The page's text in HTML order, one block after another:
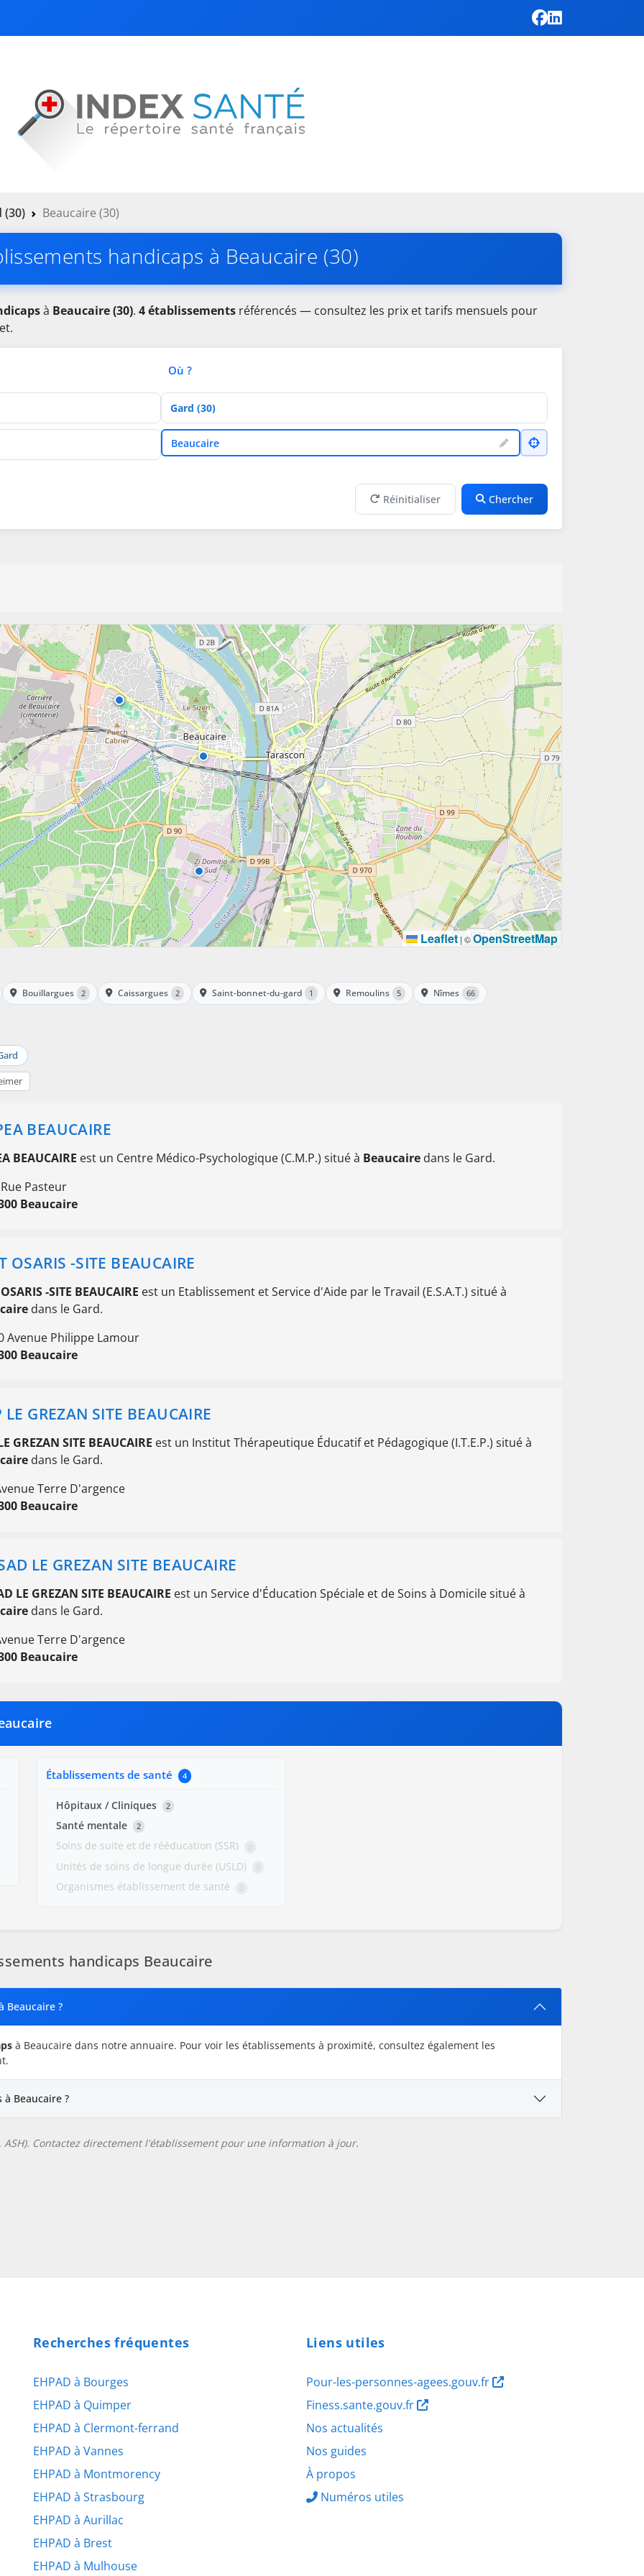
(30) Beaucaire (30)
handicaps à Beaucaire (30)
à Beaucaire (30). 4 établissements référencés — consultez les prix et tarifs mensuels pour
Où ?
Département
VilleBeaucaire
Réinitialiser Chercher
Leaflet | ©OpenStreetMap
Bouillargues 2 Caissargues 2 Saint-bonnet-du-gard 1 Remoulins 5 Nîmes 66
BEAUCAIRE
BEAUCAIRE est un Centre Médico-Psychologique (C.M.P.) situé à Beaucaire dans le Gard.
Pasteur
Beaucaire
OSARIS -SITE BEAUCAIRE
-SITE BEAUCAIRE est un Etablissement et Service d'Aide par le Travail (E.S.A.T.) situé à
dans le Gard.
Avenue Philippe Lamour
Beaucaire
LE GREZAN SITE BEAUCAIRE
GREZAN SITE BEAUCAIRE est un Institut Thérapeutique Éducatif et Pédagogique (I.T.E.P.) situé à
dans le Gard.
Terre D'argence
Beaucaire
LE GREZAN SITE BEAUCAIRE
LE GREZAN SITE BEAUCAIRE est un Service d'Éducation Spéciale et de Soins à Domicile situé à
dans le Gard.
Terre D'argence
Beaucaire
Établissements de santé 4
Hôpitaux / Cliniques 2
Santé mentale 2
Soins de suite et de rééducation (SSR) 0
Unités de soins de longue durée (USLD) 0
Organismes établissement de santé 0
handicaps Beaucaire
Beaucaire ?
à Beaucaire dans notre annuaire. Pour voir les établissements à proximité, consultez également les
Beaucaire ?
Contactez directement l'établissement pour une information à jour.
Recherches fréquentes
EHPAD à Bourges
EHPAD à Quimper
EHPAD à Clermont-ferrand
EHPAD à Vannes
EHPAD à Montmorency
EHPAD à Strasbourg
EHPAD à Aurillac
EHPAD à Brest
EHPAD à Mulhouse
Liens utiles
Pour-les-personnes-agees.gouv.fr
Finess.sante.gouv.fr
Nos actualités
Nos guides
À propos
Numéros utiles